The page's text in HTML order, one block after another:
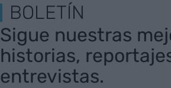
BOLETÍN
Sigue nuestras
historias,
entrevistas.